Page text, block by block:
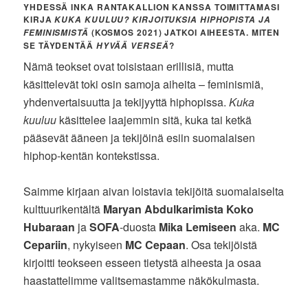
YHDESSÄ INKA RANTAKALLION KANSSA TOIMITTAMASI
KIRJAKUKA KUULUU? KIRJOITUKSIA HIPHOPISTA JA
FEMINISMISTÄ (KOSMOS 2021) JATKOI AIHEESTA. MITEN
SE TÄYDENTÄÄ HYVÄÄ VERSEÄ?
Nämä teokset ovat toisistaan erillisiä, mutta
käsittelevät toki osin samoja aiheita – feminismiä,
yhdenvertaisuutta ja tekijyyttä hiphopissa.Kuka
kuuluu käsittelee laajemmin sitä, kuka tai ketkä
pääsevät ääneen ja tekijöinä esiin suomalaisen
hiphop-kentän kontekstissa.
Saimme kirjaan aivan loistavia tekijöitä suomalaiselta
kulttuurikentältä Maryan Abdulkarimista Koko
Hubaraan jaSOFA-duosta Mika Lemiseen aka. MC
Cepariin, nykyiseen MC Cepaan. Osa tekijöistä
kirjoitti teokseen esseen tietystä aiheesta ja osaa
haastattelimme valitsemastamme näkökulmasta.